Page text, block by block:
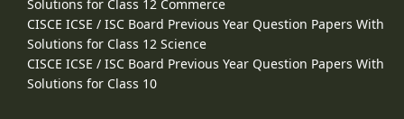
Solutions for Class 12 Commerce
CISCE ICSE / ISC Board Previous Year Question Papers With
Solutions for Class 12 Science
CISCE ICSE / ISC Board Previous Year Question Papers With
Solutions for Class 10